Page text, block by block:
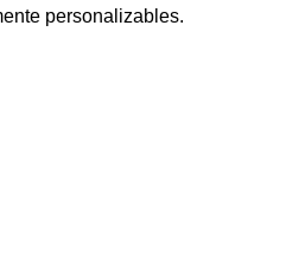
personalizables.